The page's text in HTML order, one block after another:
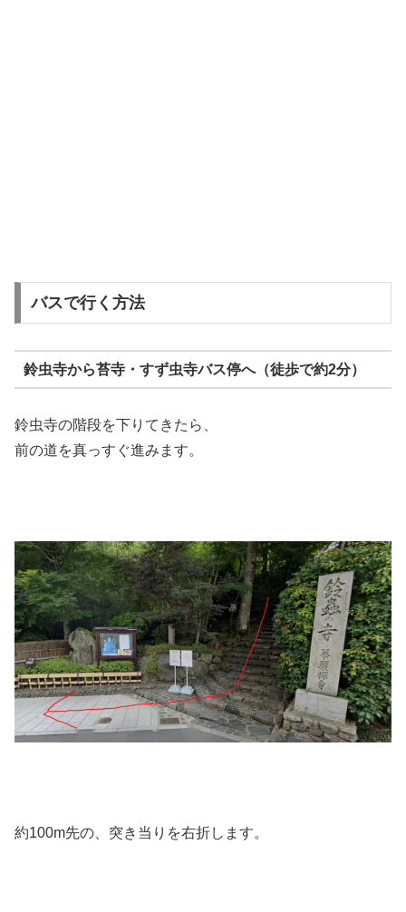
バスで行く方法
鈴虫寺から苔寺・すず虫寺バス停へ（徒歩で約2分）
鈴虫寺の階段を下りてきたら、
前の道を真っすぐ進みます。
約100m先の、突き当りを右折します。